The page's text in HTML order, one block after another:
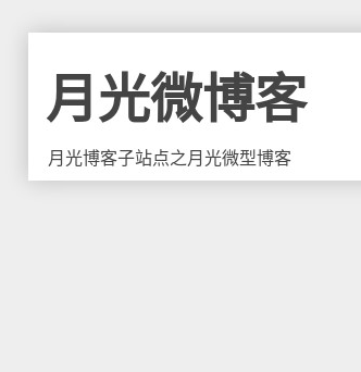
月光微博客
月光博客子站点之月光微型博客